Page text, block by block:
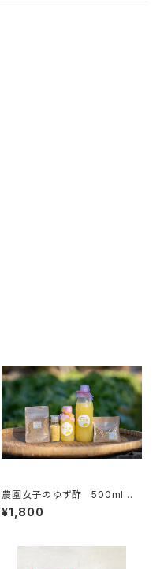
農園女子のゆず酢 500ml １
本入り 令和6年度 19年農
薬化学肥料不使用のゆず 皮ま
¥1,800